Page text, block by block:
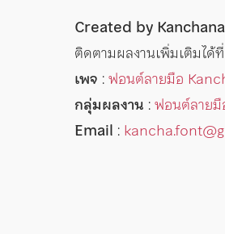
Created by
ติดตามผลงานเพิ่มเติมได้ที่
เพจ :ฟอนต์ลายมือ
กลุ่มผลงาน :ฟอนต์ลาย
Email :